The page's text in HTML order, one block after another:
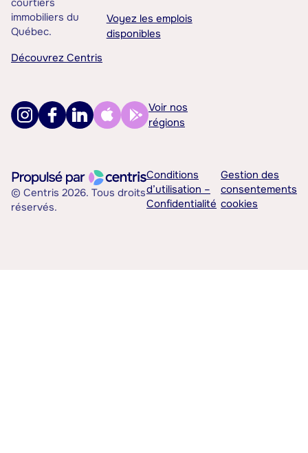
courtiers
immobiliers du
Québec.
Découvrez Centris
Voyez les emplois
disponibles
Voir nos
régions
© Centris 2026. Tous droits
réservés.
Conditions
d’utilisation –
Confidentialité
Gestion des
consentements
cookies